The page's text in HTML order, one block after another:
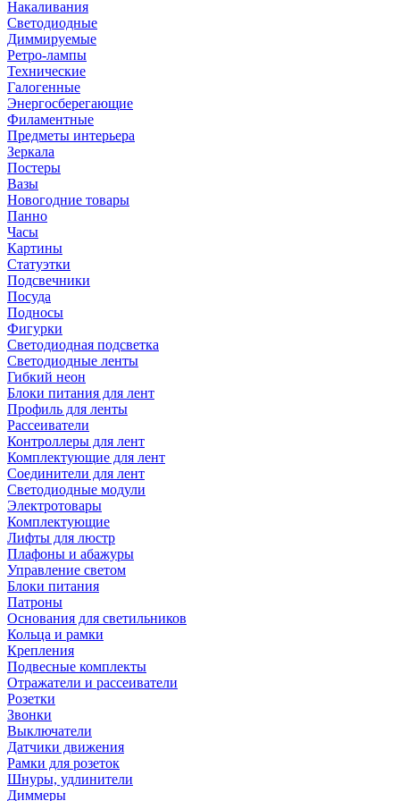
Накаливания
Светодиодные
Диммируемые
Ретро-лампы
Технические
Галогенные
Энергосберегающие
Филаментные
Предметы интерьера
Зеркала
Постеры
Вазы
Новогодние товары
Панно
Часы
Картины
Статуэтки
Подсвечники
Посуда
Подносы
Фигурки
Светодиодная подсветка
Светодиодные ленты
Гибкий неон
Блоки питания для лент
Профиль для ленты
Рассеиватели
Контроллеры для лент
Комплектующие для лент
Соединители для лент
Светодиодные модули
Электротовары
Комплектующие
Лифты для люстр
Плафоны и абажуры
Управление светом
Блоки питания
Патроны
Основания для светильников
Кольца и рамки
Крепления
Подвесные комплекты
Отражатели и рассеиватели
Розетки
Звонки
Выключатели
Датчики движения
Рамки для розеток
Шнуры, удлинители
Диммеры